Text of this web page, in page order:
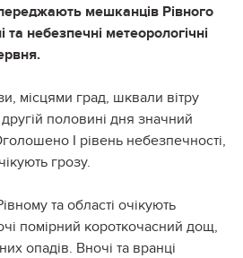
мешканців Рівного
та небезпечні метеорологічні
місцями град, шквали вітру
половині дня значний
І рівень небезпечності,
грозу.
та області очікують
помірний короткочасний дощ,
опадів. Вночі та вранці